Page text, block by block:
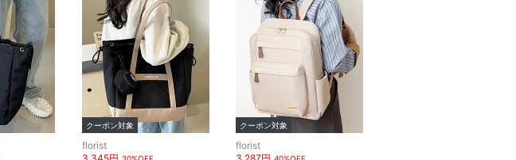
クーポン対象
florist
クーポン対象
florist